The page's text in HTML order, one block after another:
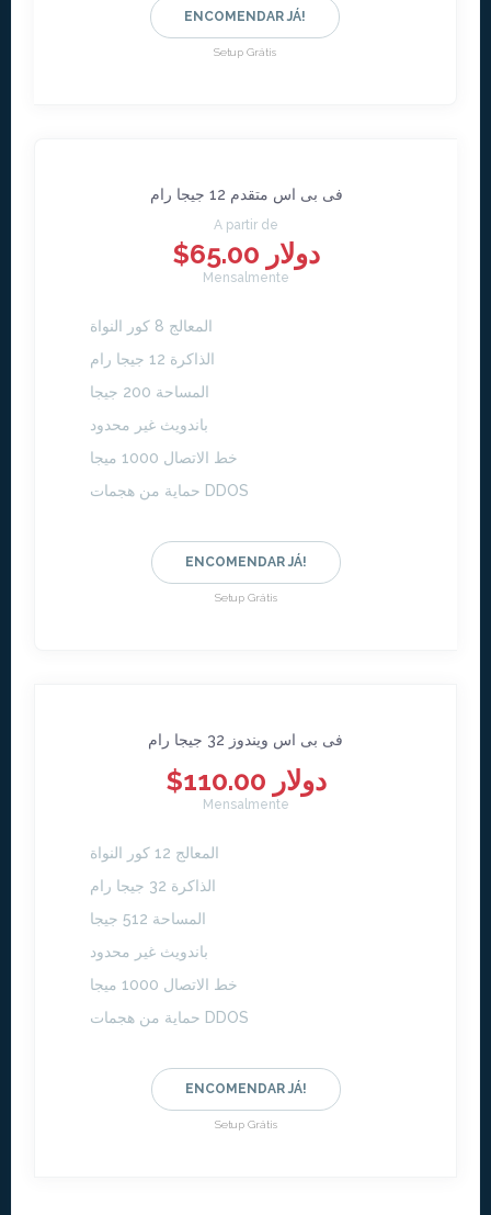
ENCOMENDAR JÁ!
Setup Grátis
فى بى اس متقدم 12 جيجا رام
A partir de
$65.00 دولار
Mensalmente
المعالج 8 كور النواة
الذاكرة 12 جيجا رام
المساحة 200 جيجا
باندويث غير محدود
خط الاتصال 1000 ميجا
حماية من هجمات DDOS
ENCOMENDAR JÁ!
Setup Grátis
فى بى اس ويندوز 32 جيجا رام
$110.00 دولار
Mensalmente
المعالج 12 كور النواة
الذاكرة 32 جيجا رام
المساحة 512 جيجا
باندويث غير محدود
خط الاتصال 1000 ميجا
حماية من هجمات DDOS
ENCOMENDAR JÁ!
Setup Grátis